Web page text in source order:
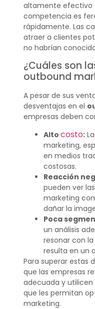
altamente efectivo
competencia es
rápidamente. Las
atraer a clientes
no habrían
¿Cuáles son
outbound
A pesar de sus
desventajas en el
empresas deben
Alto costo:
marketing,
en medios
costosas.
Reacción
pueden ver
marketing
dañar la
Poca
un análisis
resonar con
resulta en un
Para superar estas
que las empresas
adecuada y
que les permitan
marketing.